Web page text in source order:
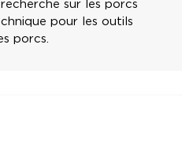
sur les porcs
pour les outils
porcs.